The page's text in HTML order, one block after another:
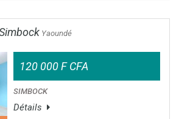
Yaoundé
120 000 F CFA
SIMBOCK
Détails